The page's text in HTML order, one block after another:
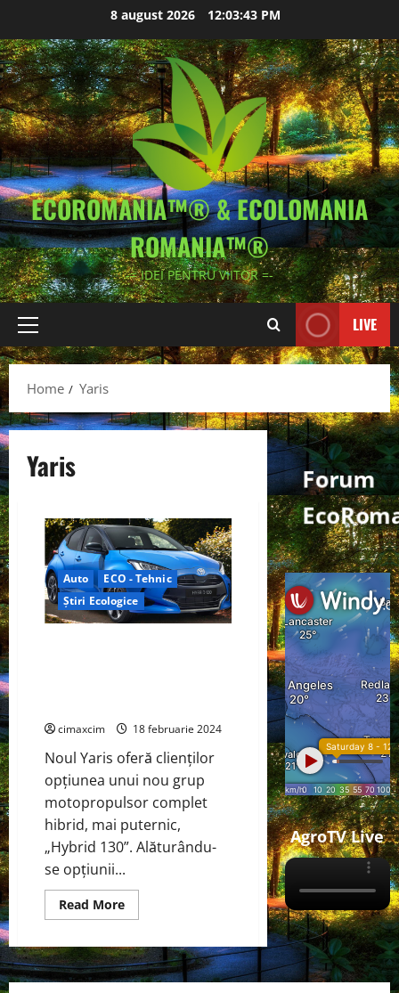
content
8 august 2026 12:03:43 PM
ECOROMANIA™® & ECOLOMANIA
ROMANIA™®
-= IDEI PENTRU VIITOR =-
Primary
Menu
LIVE
Home Yaris
Yaris
Auto
ECO - Tehnic
Știri Ecologice
cimaxcim 18 februarie 2024
Noul Yaris oferă clienților
opțiunea unui nou grup
motopropulsor complet
hibrid, mai puternic,
„Hybrid 130”. Alăturându-
se opțiunii...
Read MoreRead
more
a
actualizat
cea
Forum
AgroTV Live